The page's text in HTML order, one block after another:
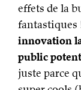
effets de la
fantastiques
innovation
public
juste parce